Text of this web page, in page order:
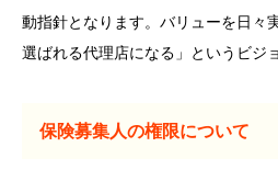
動指針となります。バリューを日々
選ばれる代理店になる」というビジ
保険募集人の権限について